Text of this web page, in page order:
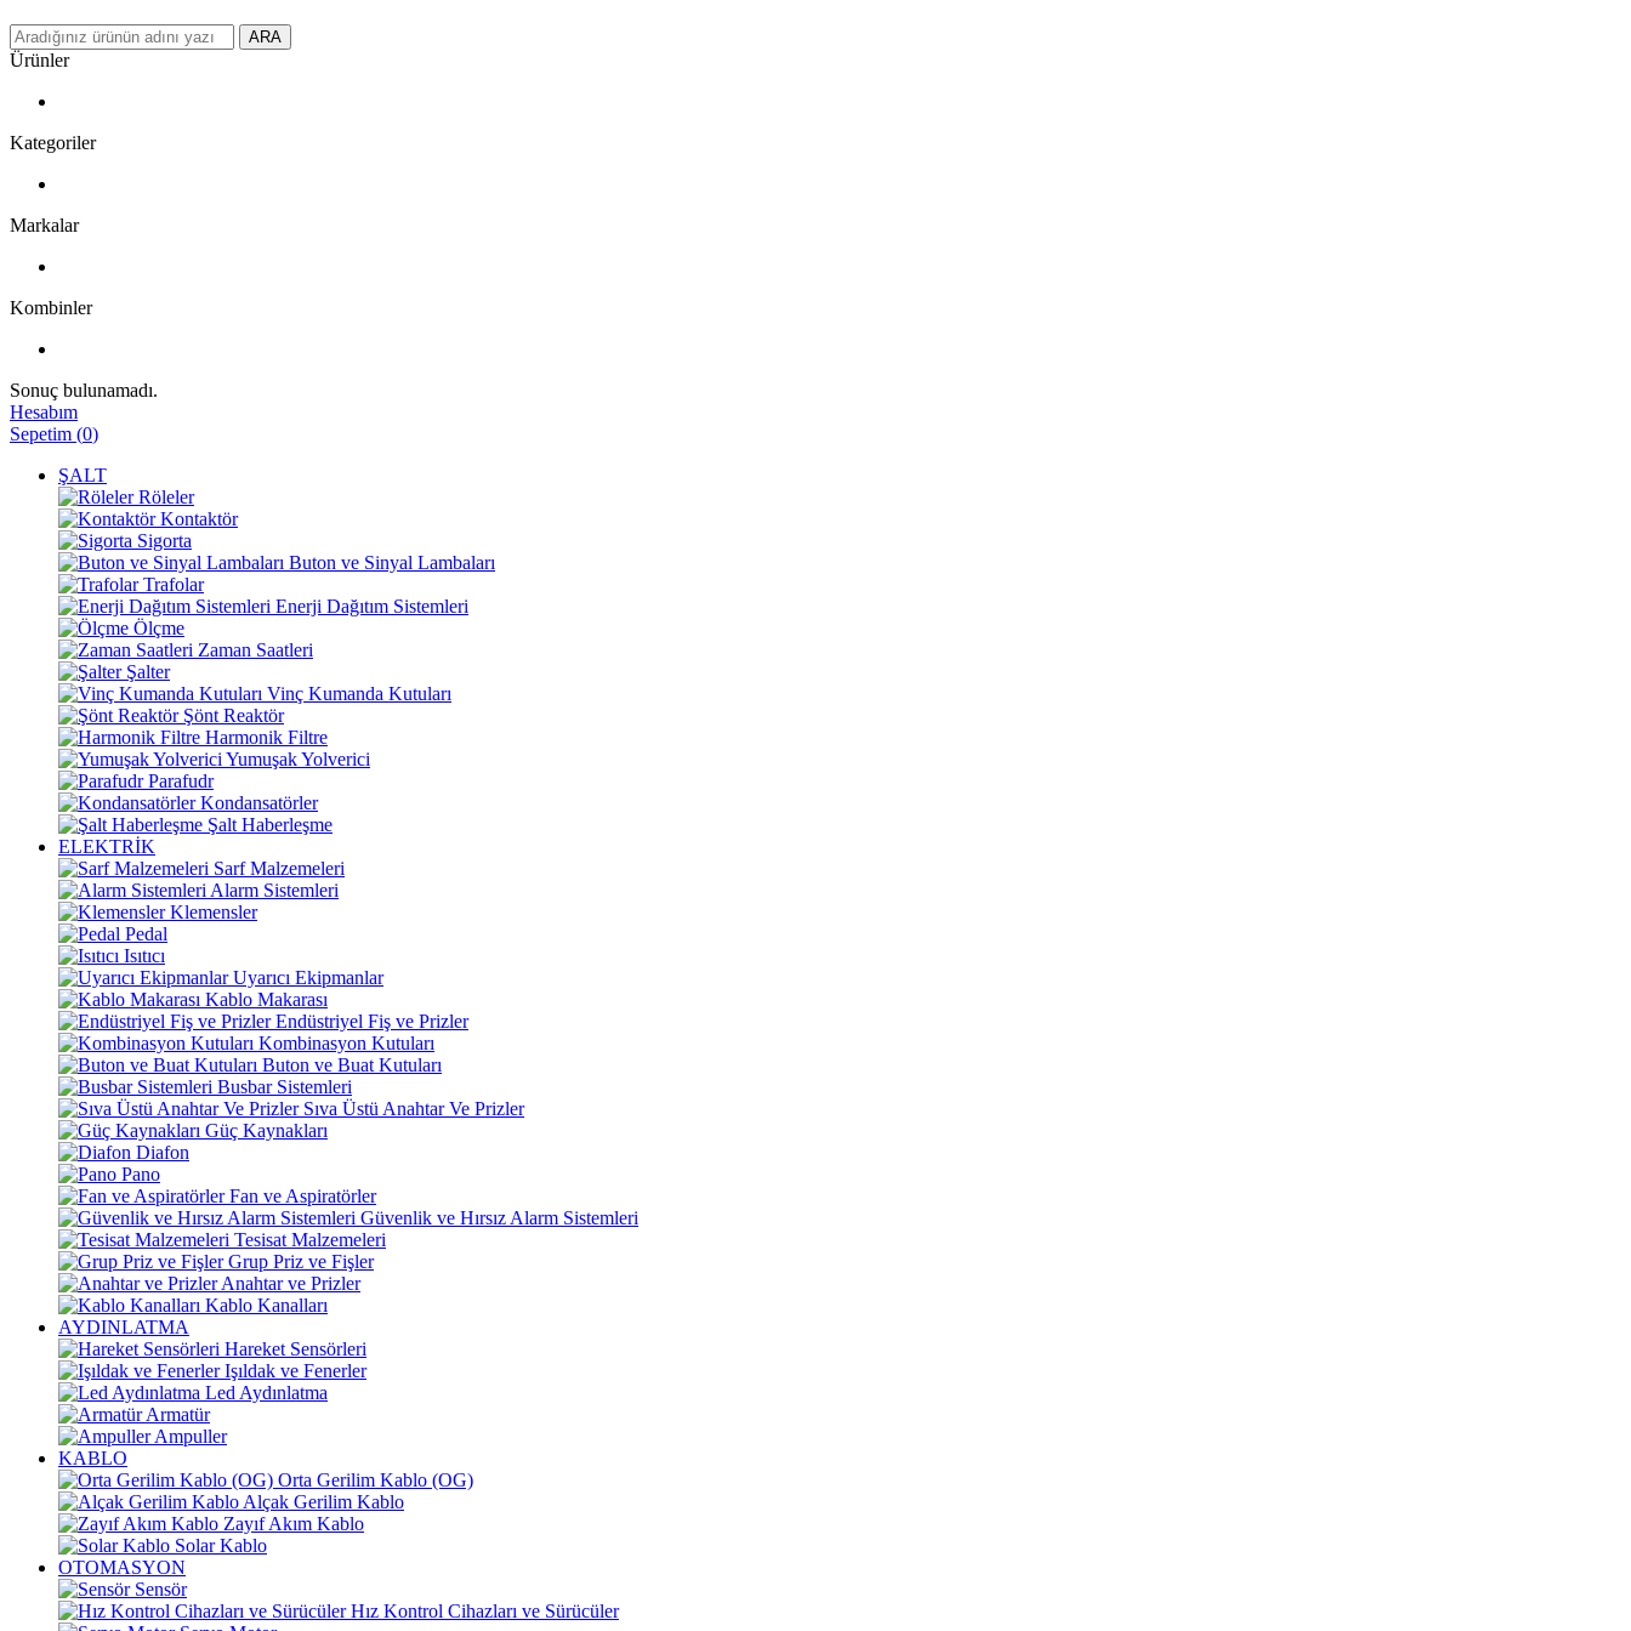
ARA
Ürünler
Kategoriler
Markalar
Kombinler
Sonuç bulunamadı.
Hesabım
Sepetim (0)
ŞALT
Röleler
Kontaktör
Sigorta
Buton ve Sinyal Lambaları
Trafolar
Enerji Dağıtım Sistemleri
Ölçme
Zaman Saatleri
Şalter
Vinç Kumanda Kutuları
Şönt Reaktör
Harmonik Filtre
Yumuşak Yolverici
Parafudr
Kondansatörler
Şalt Haberleşme
ELEKTRİK
Sarf Malzemeleri
Alarm Sistemleri
Klemensler
Pedal
Isıtıcı
Uyarıcı Ekipmanlar
Kablo Makarası
Endüstriyel Fiş ve Prizler
Kombinasyon Kutuları
Buton ve Buat Kutuları
Busbar Sistemleri
Sıva Üstü Anahtar Ve Prizler
Güç Kaynakları
Diafon
Pano
Fan ve Aspiratörler
Güvenlik ve Hırsız Alarm Sistemleri
Tesisat Malzemeleri
Grup Priz ve Fişler
Anahtar ve Prizler
Kablo Kanalları
AYDINLATMA
Hareket Sensörleri
Işıldak ve Fenerler
Led Aydınlatma
Armatür
Ampuller
KABLO
Orta Gerilim Kablo (OG)
Alçak Gerilim Kablo
Zayıf Akım Kablo
Solar Kablo
OTOMASYON
Sensör
Hız Kontrol Cihazları ve Sürücüler